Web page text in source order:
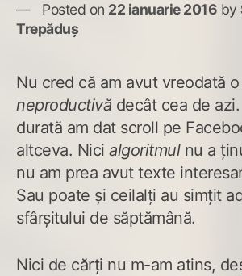
Posted on 22 ianuarie 2016 by
Trepăduș
Nu cred că am avut vreodată
neproductivă decât cea de
durată am dat scroll pe
altceva. Nici algoritmulnu a
nu am prea avut texte
Sau poate și ceilalți au simțit
sfârșitului de săptămână.
Nici de cărți nu m-am atins,